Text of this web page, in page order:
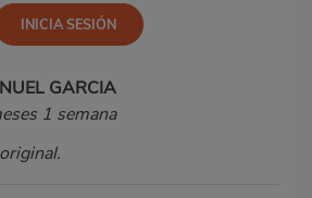
GARCIA
1 semana